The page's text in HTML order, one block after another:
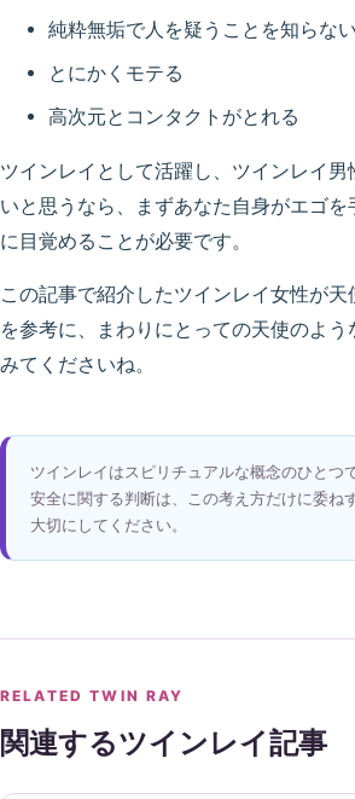
純粋無垢で人を疑うことを知らない
とにかくモテる
高次元とコンタクトがとれる
ツインレイとして活躍し、ツインレイ男
いと思うなら、まずあなた自身がエゴを
に目覚めることが必要です。
この記事で紹介したツインレイ女性が天
を参考に、まわりにとっての天使のよう
みてくださいね。
ツインレイはスピリチュアルな概念のひとつ
安全に関する判断は、この考え方だけに委ね
大切にしてください。
RELATED TWIN RAY
関連するツインレイ記事